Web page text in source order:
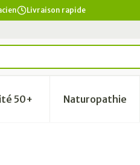
Livraison rapide
Régime, alimentation &
pour la catégorie
50+
Afficher le sous-menu pour
Naturopathie
Afficher